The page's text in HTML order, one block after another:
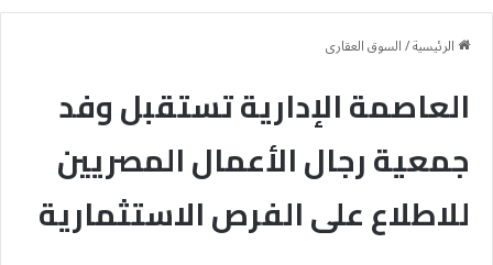
الرئيسية/السوق العقارى
العاصمة الإدارية تستقبل وفد
جمعية رجال الأعمال المصريين
للاطلاع على الفرص الاستثمارية